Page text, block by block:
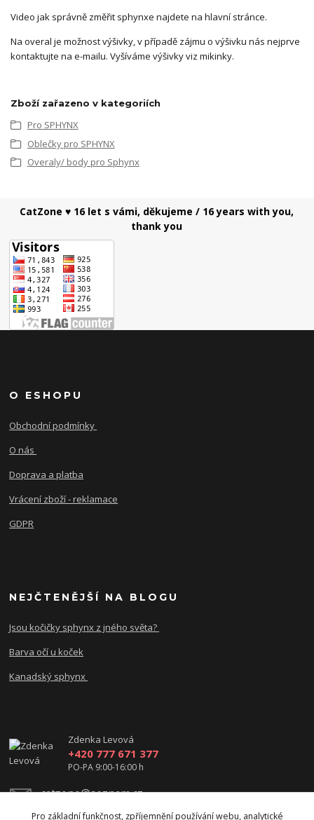
Video jak správně změřit sphynxe najdete na hlavní stránce.
Na overal je možnost výšivky, v případě zájmu o výšivku nás nejprve
kontaktujte na e-mailu. Vyšíváme výšivky viz mikinky.
Zboží zařazeno v kategoriích
Pro SPHYNX
Oblečky pro SPHYNX
Overaly/ body pro Sphynx
CatZone ♥ 16 let s vámi, děkujeme / 16 years with you,
thank you
O ESHOPU
Obchodní podmínky
O nás
Doprava a platba
Vrácení zboží - reklamace
GDPR
NEJČTENĚJŠÍ NA BLOGU
Jsou kočičky sphynx z jného světa?
Barva očí u koček
Kanadský sphynx
Zdenka Levová
+420 777 671 377
PO-PA 9:00-16:00 h
catzone@seznam.cz
Pro základní funkčnost, zpříjemnění používání webu, analytické